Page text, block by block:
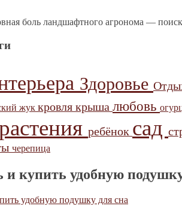
боль ландшафтного агронома —
Здоровье
жук кровля крыша любовь
ребёнок сад
черепица
и купить удобную